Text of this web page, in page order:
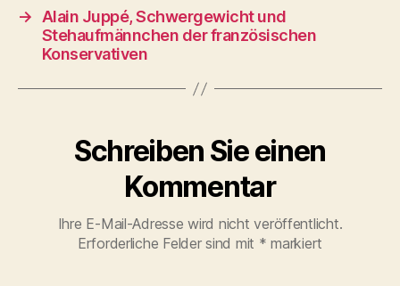
→ Alain Juppé, Schwergewicht und
Stehaufmännchen der französischen
Konservativen
Schreiben Sie einen
Kommentar
Ihre E-Mail-Adresse wird nicht veröffentlicht.
Erforderliche Felder sind mit * markiert